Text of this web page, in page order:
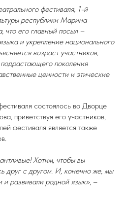
фестиваля, 1-й
республики Марина
его главный посыл –
и укрепление национального
возраст участников,
поколения
ценности и этические
состоялось во Дворце
приветствуя его участников,
фестиваля является также
Хотим, чтобы вы
друг с другом. И, конечно же, мы
и развивали родной язык», –